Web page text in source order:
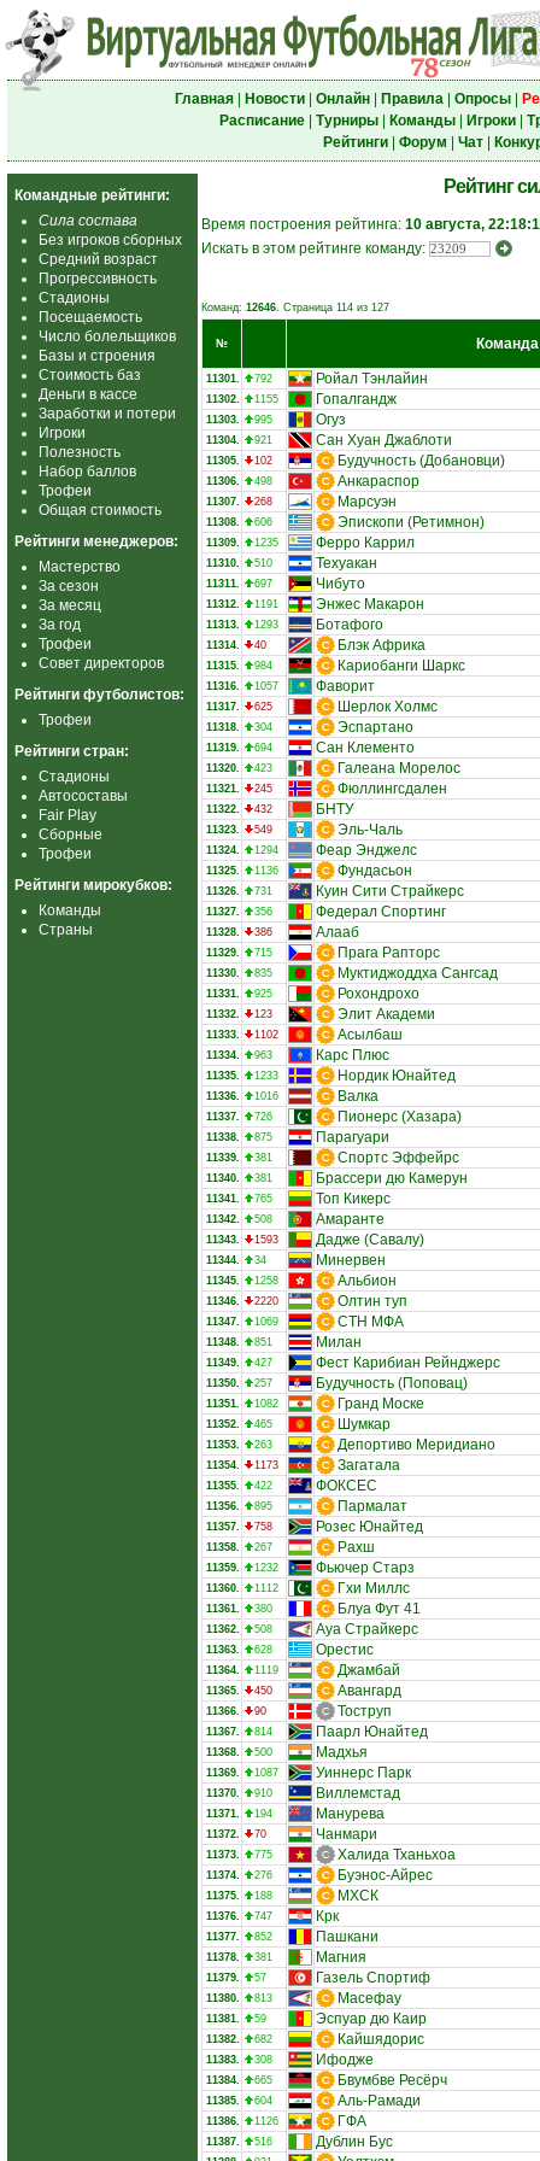
Главная| Новости| Онлайн| Правила| Опросы|
Расписание| Турниры| Команды| Игроки|
Рейтинги| Форум Чат|
Командные рейтинги:
Сила состава
Без игроков сборных
Средний возраст
Прогрессивность
Стадионы
Посещаемость
Число болельщиков
Базы и строения
Стоимость баз
Деньги в кассе
Заработки и потери
Игроки
Полезность
Набор баллов
Трофеи
Общая стоимость
Рейтинги менеджеров:
Мастерство
За сезон
За месяц
За год
Трофеи
Совет директоров
Рейтинги футболистов:
Трофеи
Рейтинги стран:
Стадионы
Автосоставы
Fair Play
Сборные
Трофеи
Рейтинги мирокубков:
Команды
Страны
Рейтинг
Время построения рейтинга: 10 августа,
Искать в этом рейтинге команду:
Команд: 12646. Страница 114 из 127
№ Команда
11301. 792 Ройал Тэнлайин
11302. 1155 Гопалгандж
11303. 995 Огуз
11304. 921 Сан Хуан Джаблоти
11305. 102 Будучность (Добановци)
11306. 498 Анкараспор
11307. 268 Марсуэн
11308. 606 Эпископи (Ретимнон)
11309. 1235 Ферро Каррил
11310. 510 Техуакан
11311. 697 Чибуто
11312. 1191 Энжес Макарон
11313. 1293 Ботафого
11314. 40 Блэк Африка
11315. 984 Кариобанги Шаркс
11316. 1057 Фаворит
11317. 625 Шерлок Холмс
11318. 304 Эспартано
11319. 694 Сан Клементо
11320. 423 Галеана Морелос
11321. 245 Фюллингсдален
11322. 432 БНТУ
11323. 549 Эль-Чаль
11324. 1294 Феар Энджелс
11325. 1136 Фундасьон
11326. 731 Куин Сити Страйкерс
11327. 356 Федерал Спортинг
11328. 386 Алааб
11329. 715 Прага Рапторс
11330. 835 Муктиджоддха Сангсад
11331. 925 Рохондрохо
11332. 123 Элит Академи
11333. 1102 Асылбаш
11334. 963 Карс Плюс
11335. 1233 Нордик Юнайтед
11336. 1016 Валка
11337. 726 Пионерс (Хазара)
11338. 875 Парагуари
11339. 381 Спортс Эффейрс
11340. 381 Брассери дю Камерун
11341. 765 Топ Кикерс
11342. 508 Амаранте
11343. 1593 Дадже (Савалу)
11344. 34 Минервен
11345. 1258 Альбион
11346. 2220 Олтин туп
11347. 1069 СТН МФА
11348. 851 Милан
11349. 427 Фест Карибиан Рейнджерс
11350. 257 Будучность (Поповац)
11351. 1082 Гранд Моске
11352. 465 Шумкар
11353. 263 Депортиво Меридиано
11354. 1173 Загатала
11355. 422 ФОКСЕС
11356. 895 Пармалат
11357. 758 Розес Юнайтед
11358. 267 Рахш
11359. 1232 Фьючер Старз
11360. 1112 Гхи Миллс
11361. 380 Блуа Фут 41
11362. 508 Ауа Страйкерс
11363. 628 Орестис
11364. 1119 Джамбай
11365. 450 Авангард
11366. 90 Тоструп
11367. 814 Паарл Юнайтед
11368. 500 Мадхья
11369. 1087 Уиннерс Парк
11370. 910 Виллемстад
11371. 194 Манурева
11372. 70 Чанмари
11373. 775 Халида Тханьхоа
11374. 276 Буэнос-Айрес
11375. 188 МХСК
11376. 747 Крк
11377. 852 Пашкани
11378. 381 Магния
11379. 57 Газель Спортиф
11380. 813 Масефау
11381. 59 Эспуар дю Каир
11382. 682 Кайшядорис
11383. 308 Ифодже
11384. 665 Бвумбве Ресёрч
11385. 604 Аль-Рамади
11386. 1126 ГФА
11387. 516 Дублин Бус